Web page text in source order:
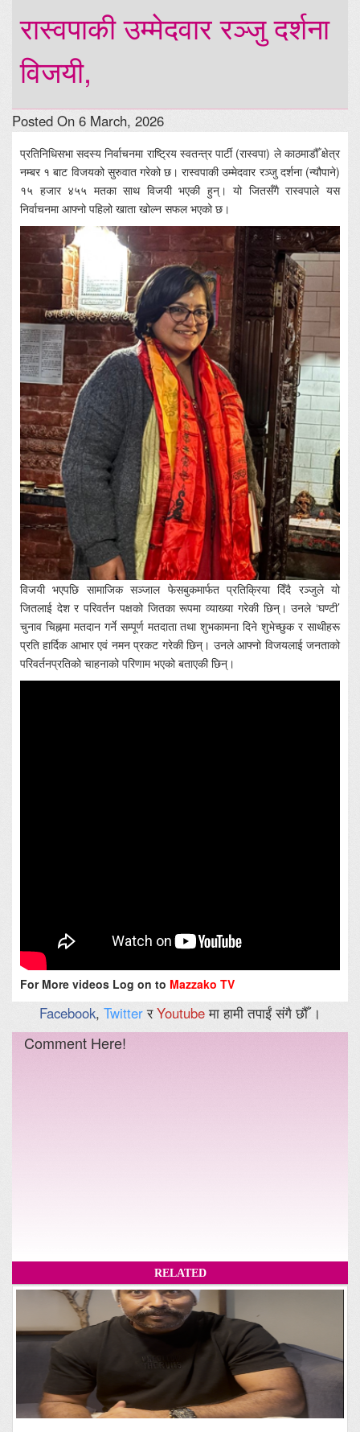
रास्वपाकी उम्मेदवार रञ्जु दर्शना
विजयी,
Posted On 6 March, 2026
प्रतिनिधिसभा सदस्य निर्वाचनमा राष्ट्रिय स्वतन्त्र पार्टी (रास्वपा) ले काठमाडौँ क्षेत्र
नम्बर १ बाट विजयको सुरुवात गरेको छ। रास्वपाकी उम्मेदवार रञ्जु दर्शना (न्यौपाने)
१५ हजार ४५५ मतका साथ विजयी भएकी हुन्। यो जितसँगै रास्वपाले यस
निर्वाचनमा आफ्नो पहिलो खाता खोल्न सफल भएको छ।
विजयी भएपछि सामाजिक सञ्जाल फेसबुकमार्फत प्रतिक्रिया दिँदै रञ्जुले यो
जितलाई देश र परिवर्तन पक्षको जितका रूपमा व्याख्या गरेकी छिन्। उनले ‘घण्टी’
चुनाव चिह्नमा मतदान गर्ने सम्पूर्ण मतदाता तथा शुभकामना दिने शुभेच्छुक र साथीहरू
प्रति हार्दिक आभार एवं नमन प्रकट गरेकी छिन्। उनले आफ्नो विजयलाई जनताको
परिवर्तनप्रतिको चाहनाको परिणाम भएको बताएकी छिन्।
For More videos Log on to Mazzako TV
Facebook, TwitterरYoutubeमा हामी तपाईं संगै छौँ ।
Comment Here!
RELATED